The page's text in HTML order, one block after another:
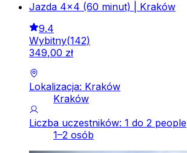
Jazda 4x4 (60 minut) | Kraków
9.4
Wybitny(142)
349,00 zł
Lokalizacja: Kraków
Kraków
Liczba uczestników: 1 do 2 people
1–2 osób